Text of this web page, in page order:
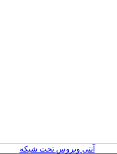
آنتی ویروس تحت شبکه